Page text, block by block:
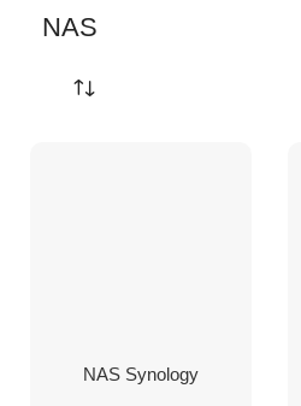
NAS
NAS Synology